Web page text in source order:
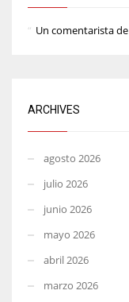
Un comentarista
ARCHIVES
agosto 2026
julio 2026
junio 2026
mayo 2026
abril 2026
marzo 2026